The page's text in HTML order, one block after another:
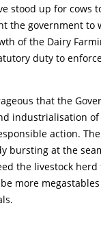
stood up for cows
the government to
of the Dairy
duty to
that the
industrialisation
action.
bursting at the
the livestock herd
more